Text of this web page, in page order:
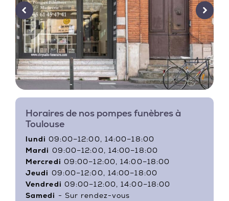
Horaires de nos pompes funèbres à
Toulouse
lundi 09:00–12:00, 14:00–18:00
Mardi 09:00–12:00, 14:00–18:00
Mercredi 09:00–12:00, 14:00–18:00
Jeudi 09:00–12:00, 14:00–18:00
Vendredi 09:00–12:00, 14:00–18:00
Samedi - Sur rendez-vous